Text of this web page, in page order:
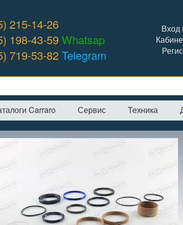
215-14-26
198-43-59Whatsap
719-53-82Telegram
Вход
Carraro Сервис Техника
→Интернет-магазин →Ремкомплекты гидроцилиндра